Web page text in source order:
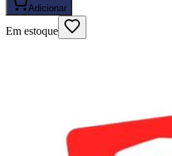
Adicionar
Em estoque